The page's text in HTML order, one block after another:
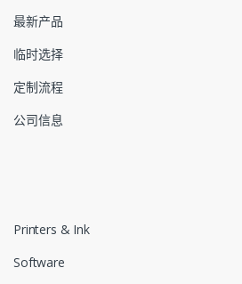
最新产品
临时选择
定制流程
公司信息
Printers & Ink
Software